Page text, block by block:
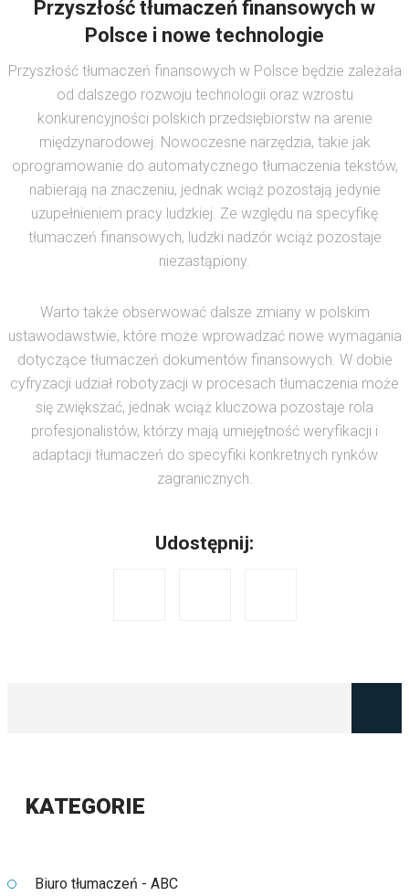
Przyszłość tłumaczeń finansowych w
Polsce i nowe technologie
Przyszłość tłumaczeń finansowych w Polsce będzie zależała
od dalszego rozwoju technologii oraz wzrostu
konkurencyjności polskich przedsiębiorstw na arenie
międzynarodowej. Nowoczesne narzędzia, takie jak
oprogramowanie do automatycznego tłumaczenia tekstów,
nabierają na znaczeniu, jednak wciąż pozostają jedynie
uzupełnieniem pracy ludzkiej. Ze względu na specyfikę
tłumaczeń finansowych, ludzki nadzór wciąż pozostaje
niezastąpiony.
Warto także obserwować dalsze zmiany w polskim
ustawodawstwie, które może wprowadzać nowe wymagania
dotyczące tłumaczeń dokumentów finansowych. W dobie
cyfryzacji udział robotyzacji w procesach tłumaczenia może
się zwiększać, jednak wciąż kluczowa pozostaje rola
profesjonalistów, którzy mają umiejętność weryfikacji i
adaptacji tłumaczeń do specyfiki konkretnych rynków
zagranicznych.
Udostępnij:
KATEGORIE
Biuro tłumaczeń - ABC